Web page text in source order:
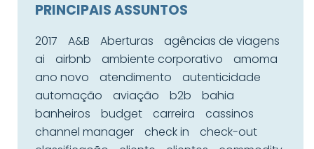
PRINCIPAIS ASSUNTOS
2017 A&B Aberturas
agências de viagens
ai
airbnb ambiente corporativo
amoma
ano novo
atendimento
autenticidade
automação
aviação b2b
bahia
banheiros
budget carreira
cassinos
channel manager
check in
check-out